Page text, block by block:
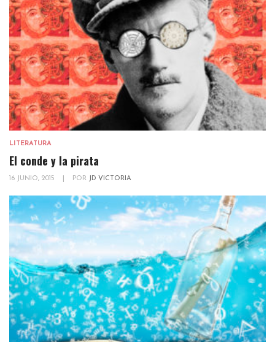
LITERATURA
El conde y la pirata
16 JUNIO, 2015 POR JD VICTORIA